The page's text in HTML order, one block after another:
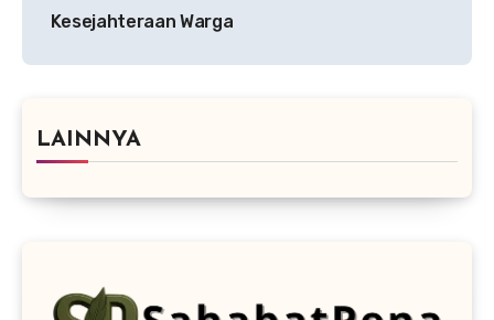
Kesejahteraan Warga
LAINNYA